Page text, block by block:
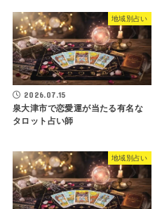
地域別占い
2026.07.15
泉大津市で恋愛運が当たる有名な
タロット占い師
地域別占い